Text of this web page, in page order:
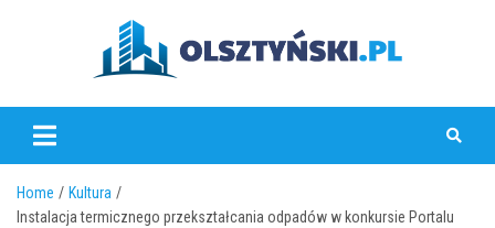
olsztynski.pl
Home
Kultura
Instalacja termicznego przekształcania odpadów w konkursie Portalu